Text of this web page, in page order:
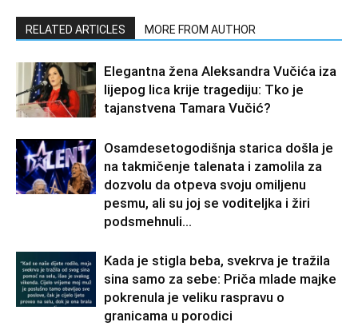
RELATED ARTICLES MORE FROM AUTHOR
Elegantna žena Aleksandra Vučića iza
lijepog lica krije tragediju: Tko je
tajanstvena Tamara Vučić?
Osamdesetogodišnja starica došla je
na takmičenje talenata i zamolila za
dozvolu da otpeva svoju omiljenu
pesmu, ali su joj se voditeljka i žiri
podsmehnuli...
Kada je stigla beba, svekrva je tražila
sina samo za sebe: Priča mlade majke
pokrenula je veliku raspravu o
granicama u porodici